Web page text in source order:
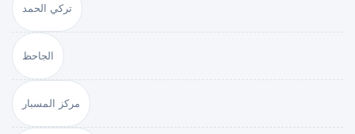
تركي الحمد
الجاحظ
مركز المسبار